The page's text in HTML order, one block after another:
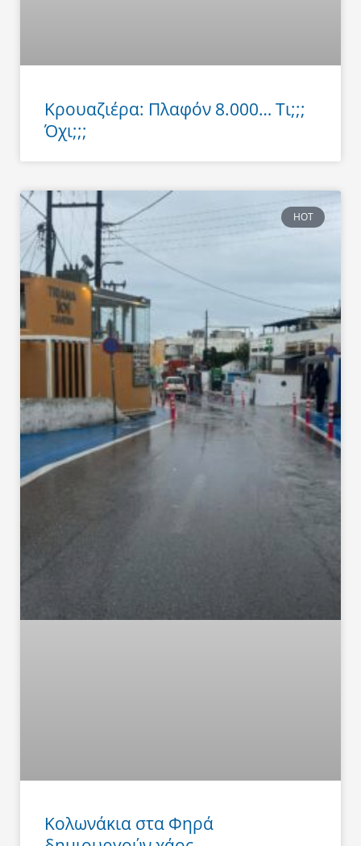
Κρουαζιέρα: Πλαφόν 8.000… Τι;;;
Όχι;;;
HOT
Κολωνάκια στα Φηρά